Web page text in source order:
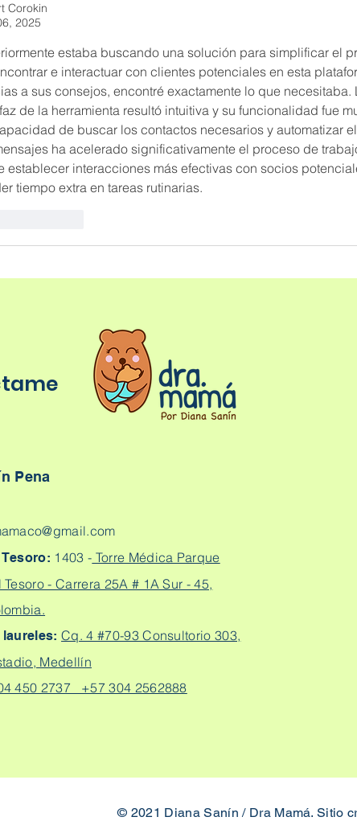
Corokin
2025
estaba buscando una solución para simplificar el
e interactuar con clientes potenciales en esta
a sus consejos, encontré exactamente lo que necesitaba.
de la herramienta resultó intuitiva y su funcionalidad fue
de buscar los contactos necesarios y automatizar
ha acelerado significativamente el proceso de
establecer interacciones más efectivas con socios
tiempo extra en tareas rutinarias.
Pena
1403 - Torre Médica Parque
- Carrera 25A # 1A Sur - 45,
laureles:Cq. 4 #70-93 Consultorio 303,
Medellín
450 2737 +57 304 2562888
© 2021 Diana Sanín / Dra Mamá. Sitio